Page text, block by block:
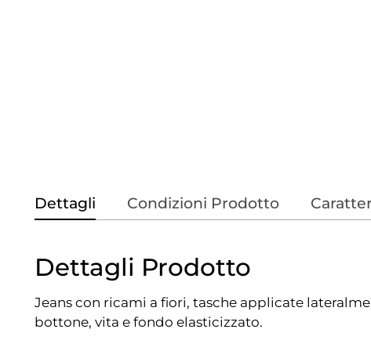
Dettagli Condizioni Prodotto
Dettagli Prodotto
Jeans con ricami a fiori, tasche applicate
bottone, vita e fondo elasticizzato.